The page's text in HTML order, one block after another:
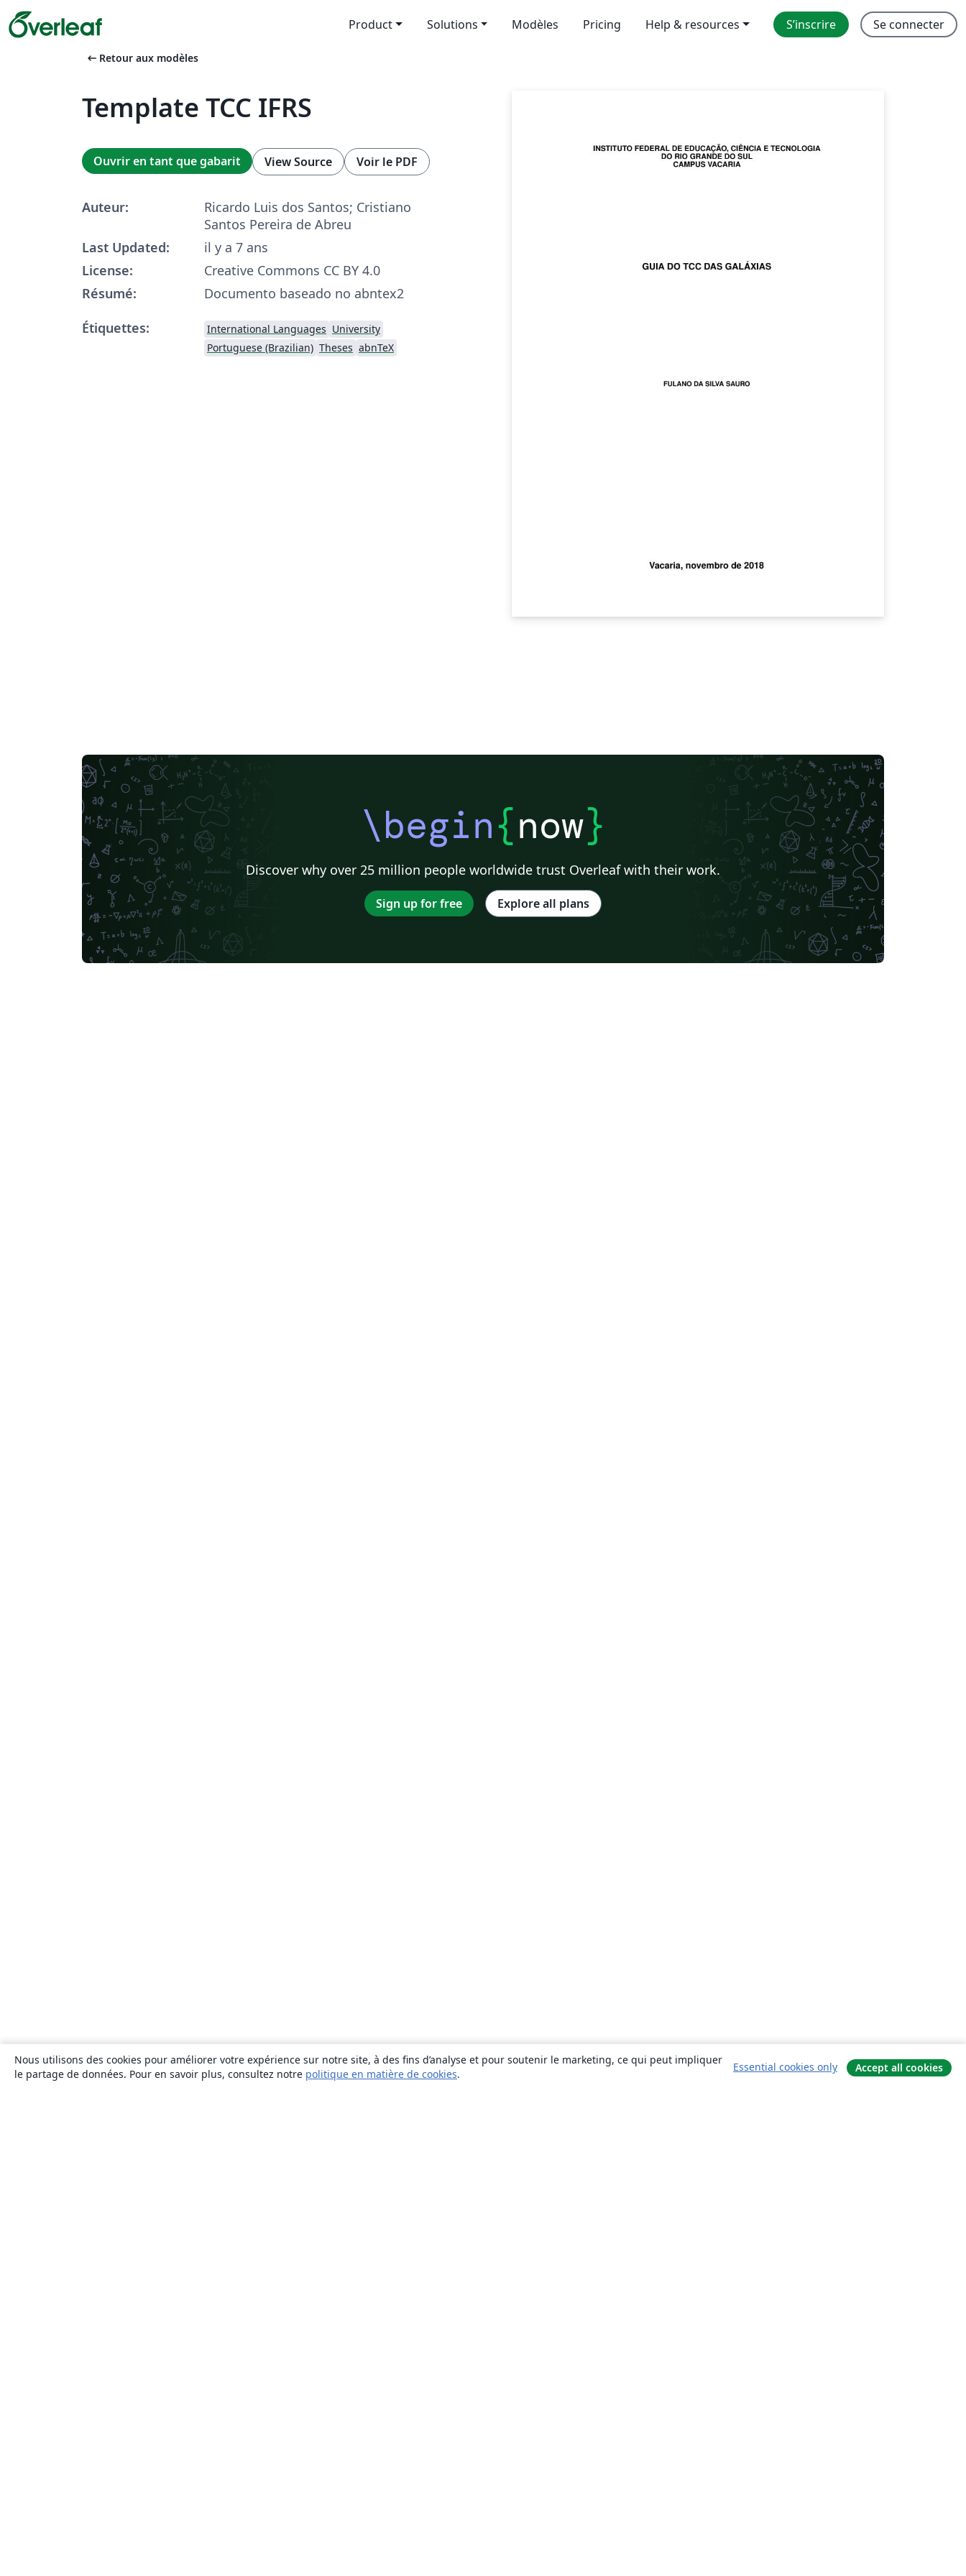
Product Solutions Modèles Pricing Help & resources S’inscrire Se connecter
arrow_left_alt Retour aux modèles
Template TCC IFRS
Ouvrir en tant que gabarit View Source Voir le PDF
Auteur:
Ricardo Luis dos Santos; Cristiano
Santos Pereira de Abreu
Last Updated:
il y a 7 ans
License:
Creative Commons CC BY 4.0
Résumé:
Documento baseado no abntex2
Étiquettes:
International Languages University
Portuguese (Brazilian) Theses abnTeX
\begin{now}
Discover why over 25 million people worldwide trust Overleaf with their work.
Sign up for free Explore all plans
Nous utilisons des cookies pour améliorer votre expérience sur notre site, à des fins d’analyse et pour soutenir le marketing, ce qui peut impliquer
le partage de données. Pour en savoir plus, consultez notre politique en matière de cookies.
Essential cookies only Accept all cookies